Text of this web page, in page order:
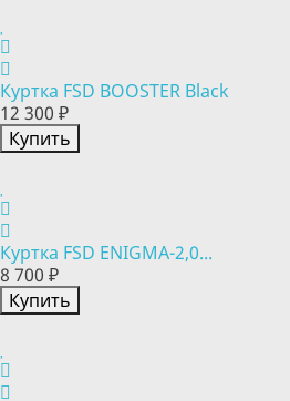
Куртка FSD BOOSTER Black
12 300 ₽
Купить
Куртка FSD ENIGMA-2,0...
8 700 ₽
Купить